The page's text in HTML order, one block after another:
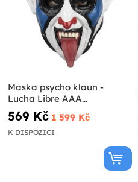
Maska psycho klaun -
Lucha Libre AAA
Worldwide
569 Kč 1 599 Kč
K DISPOZICI